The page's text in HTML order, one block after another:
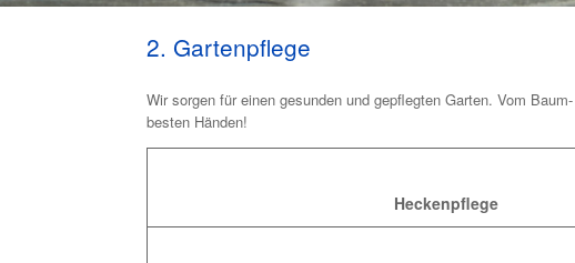
2. Gartenpflege
Wir sorgen für einen gesunden und gepflegten Garten. Vom
besten Händen!
Heckenpflege